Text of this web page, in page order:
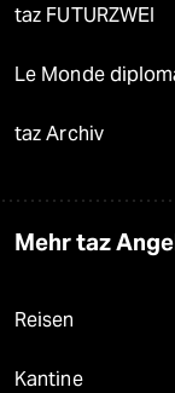
taz FUTURZWEI
Le Monde
taz Archiv
Mehr taz
Reisen
Kantine